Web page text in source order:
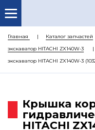
Главная Каталог запчастей
экскаватор HITACHI ZX140W-3
экскаватор HITACHI ZX140W-3
Крышка
HITACHI